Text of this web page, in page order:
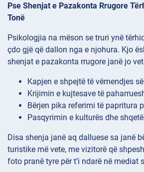
Pse Shenjat e Pazakonta Rrugore
Tonë
Psikologjia na mëson se truri ynë
çdo gjë që dallon nga e njohura. Kjo
shenjat e pazakonta rrugore janë jo
Kapjen e shpejtë të vëmendjes
Krijimin e kujtesave të
Bërjen pika referimi të papritura
Pasqyrimin e kulturës dhe
Disa shenja janë aq dalluese sa janë
turistike më vete, me vizitorë që
foto pranë tyre për t’i ndarë në mediat